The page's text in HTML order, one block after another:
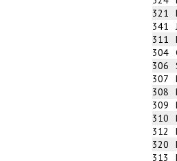
321
341
311
304
306
307
308
309
310
312
320
313